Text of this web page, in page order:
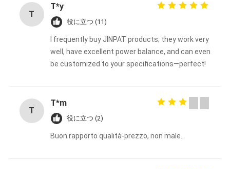
T
T*y
役に立つ (11)
I frequently buy JINPAT products; they work very
well, have excellent power balance, and can even
be customized to your specifications—perfect!
T
T*m
役に立つ (2)
Buon rapporto qualità-prezzo, non male.